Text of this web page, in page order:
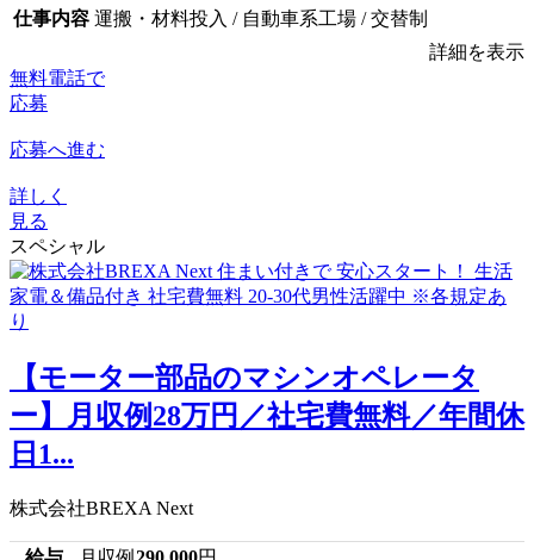
仕事内容 運搬・材料投入 / 自動車系工場 / 交替制
詳細を表示
無料電話で
応募
応募へ進む
詳しく
見る
スペシャル
【モーター部品のマシンオペレータ
ー】月収例28万円／社宅費無料／年間休
日1...
株式会社BREXA Next